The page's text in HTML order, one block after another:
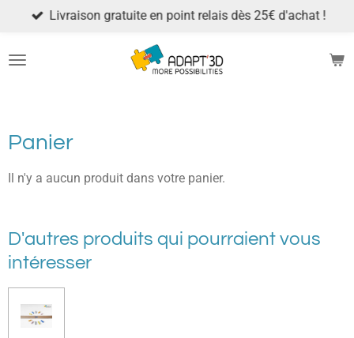
Passer
contenu
Livraison gratuite en point relais dès 25€ d'achat !
Panier
Il n'y a aucun produit dans votre panier.
D'autres produits qui pourraient vous
intéresser